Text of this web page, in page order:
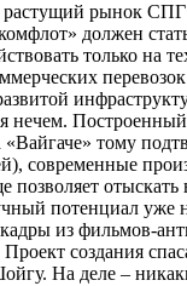
растущий рынок
должен
только на
перевозок
нечем.
тому
современные
позволяет отыскать
потенциал уже
из фильмов-
создания
На деле –